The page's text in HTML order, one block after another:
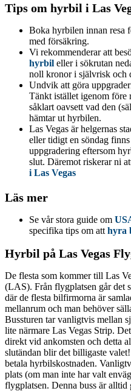
Tips om hyrbil i Las
Boka hyrbilen innan resa
med försäkring.
Vi rekommenderar att
hyrbil eller i sökrutan
noll kronor i självrisk och
Undvik att göra
Tänkt istället igenom före
såklart oavsett vad den
hämtar ut hyrbilen.
Las Vegas är helgernas
eller tidigt en söndag
uppgradering eftersom
slut. Däremot riskerar ni
i Las Vegas
Läs mer
Se vår stora guide om
specifika tips om att hyra
Hyrbil på Las Vegas
De flesta som kommer till Las
(LAS). Från flygplatsen går det
där de flesta bilfirmorna är
mellanrum och man behöver
Bussturen tar vanligtvis mellan
lite närmare Las Vegas Strip.
direkt vid ankomsten och detta
slutändan blir det billigaste
betala hyrbilskostnaden.
plats (om man inte har valt
flygplatsen. Denna buss är alltid